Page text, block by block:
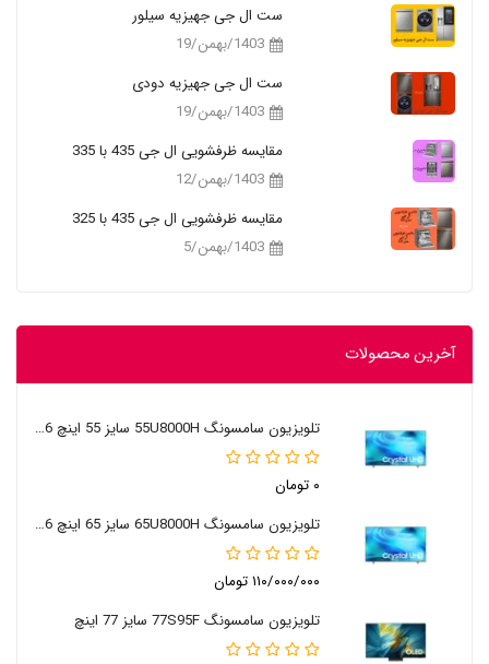
ست ال جی جهیزیه سیلور
1403/بهمن/19
ست ال جی جهیزیه دودی
1403/بهمن/19
مقایسه ظرفشویی ال جی 435 با 335
1403/بهمن/12
مقایسه ظرفشویی ال جی 435 با 325
1403/بهمن/5
آخرین محصولات
تلویزیون سامسونگ 55U8000H سایز 55 اینچ 2026
۰ تومان
تلویزیون سامسونگ 65U8000H سایز 65 اینچ 2026
۱۱۰/۰۰۰/۰۰۰ تومان
تلویزیون سامسونگ 77S95F سایز 77 اینچ